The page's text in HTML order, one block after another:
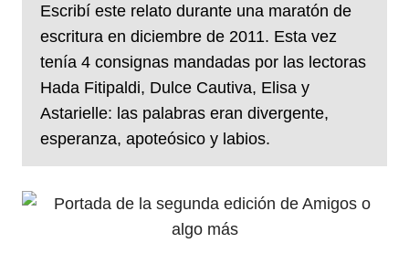
Escribí este relato durante una maratón de
escritura en diciembre de 2011. Esta vez
tenía 4 consignas mandadas por las lectoras
Hada Fitipaldi, Dulce Cautiva, Elisa y
Astarielle: las palabras eran divergente,
esperanza, apoteósico y labios.